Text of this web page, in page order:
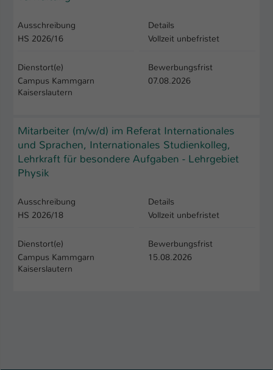
Ausschreibung
HS 2026/16
Details
Vollzeit unbefristet
Dienstort(e)
Campus Kammgarn
Kaiserslautern
Bewerbungsfrist
07.08.2026
Mitarbeiter (m/w/d) im Referat Internationales
und Sprachen, Internationales Studienkolleg,
Lehrkraft für besondere Aufgaben - Lehrgebiet
Physik
Ausschreibung
HS 2026/18
Details
Vollzeit unbefristet
Dienstort(e)
Campus Kammgarn
Kaiserslautern
Bewerbungsfrist
15.08.2026